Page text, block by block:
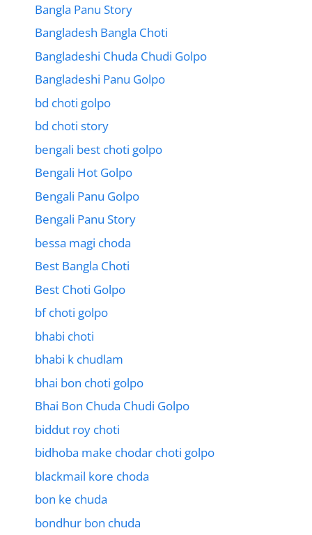
Bangla Panu Story
Bangladesh Bangla Choti
Bangladeshi Chuda Chudi Golpo
Bangladeshi Panu Golpo
bd choti golpo
bd choti story
bengali best choti golpo
Bengali Hot Golpo
Bengali Panu Golpo
Bengali Panu Story
bessa magi choda
Best Bangla Choti
Best Choti Golpo
bf choti golpo
bhabi choti
bhabi k chudlam
bhai bon choti golpo
Bhai Bon Chuda Chudi Golpo
biddut roy choti
bidhoba make chodar choti golpo
blackmail kore choda
bon ke chuda
bondhur bon chuda